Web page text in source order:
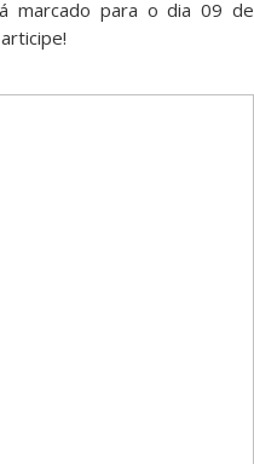
marcado para o dia 09 de